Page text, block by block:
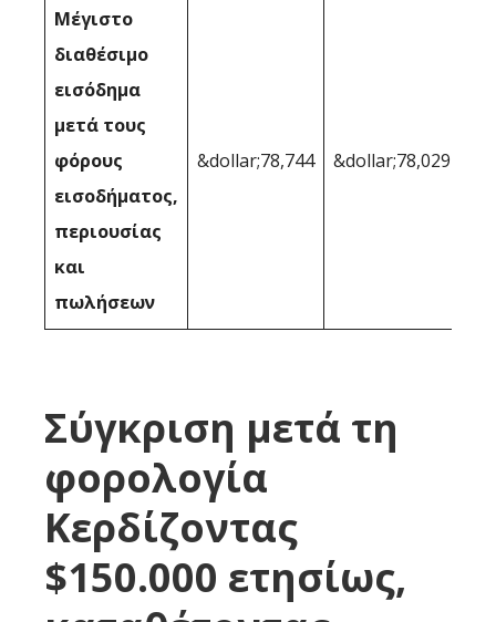
Μέγιστο
διαθέσιμο
εισόδημα
μετά τους
φόρους
εισοδήματος,
περιουσίας
και
πωλήσεων
&dollar;78,744 &dollar;78,029
Σύγκριση μετά τη
φορολογία
Κερδίζοντας
$150.000 ετησίως,